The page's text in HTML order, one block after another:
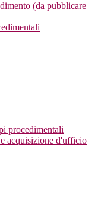
(da pubblicare
procedimentali
acquisizione d'ufficio